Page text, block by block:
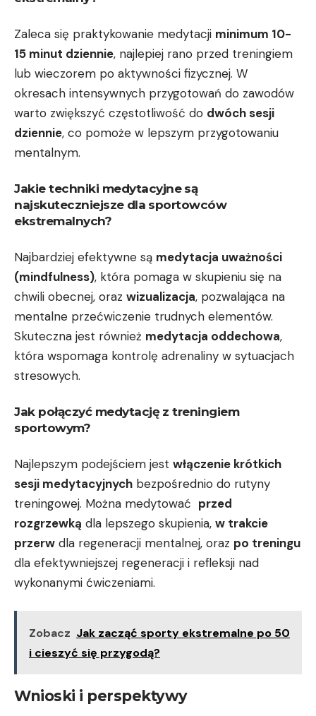
Zaleca się praktykowanie⁣ medytacji minimum⁢ 10-
15 minut dziennie, najlepiej rano przed treningiem
lub wieczorem po ‌aktywności ⁣fizycznej.‍ W
okresach intensywnych przygotowań do zawodów
warto zwiększyć‌ częstotliwość‌ do dwóch ⁤sesji
‍dziennie, ‌co pomoże w lepszym przygotowaniu
mentalnym.
Jakie techniki ​medytacyjne ⁢są
najskuteczniejsze ⁤dla ⁢sportowców
ekstremalnych?
Najbardziej efektywne są medytacja uważności⁤
(mindfulness), ‌która pomaga w ‌skupieniu się na
chwili obecnej, oraz wizualizacja, pozwalająca ⁤na‍
mentalne ⁣przećwiczenie trudnych elementów.
Skuteczna jest również medytacja oddechowa,
która wspomaga kontrolę adrenaliny w‍ sytuacjach
stresowych.
Jak połączyć medytację ⁣z treningiem⁤
sportowym?
Najlepszym podejściem jest włączenie krótkich
sesji medytacyjnych ⁤bezpośrednio do‌ rutyny⁣
treningowej. Można medytować ‌ przed
rozgrzewką dla lepszego⁤ skupienia, w trakcie
przerw dla regeneracji mentalnej, ⁤oraz po treningu
dla⁤ efektywniejszej regeneracji i refleksji nad
⁢wykonanymi ćwiczeniami.
Zobacz Jak zacząć sporty ekstremalne po 50
i cieszyć się przygodą?
Wnioski ‌i perspektywy